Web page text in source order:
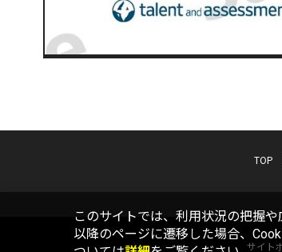
TOP
サイト
このサイトでは、利用状況の把握
以降のページに遷移した場合、